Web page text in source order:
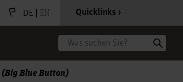
DE | EN Quicklinks
Suche
Blue Button)